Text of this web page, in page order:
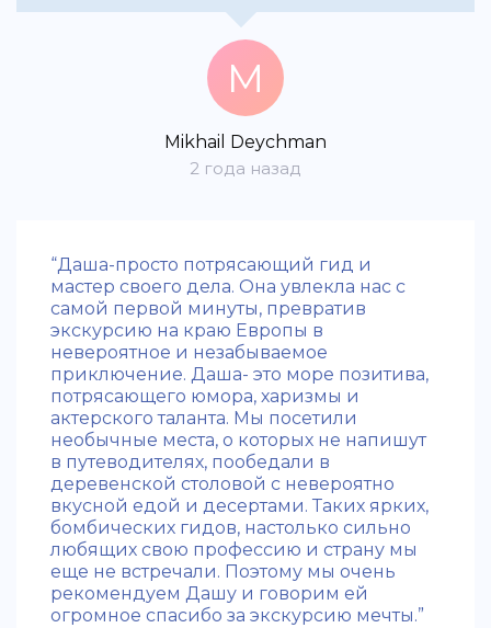
M
Mikhail Deychman
2 года назад
“Даша-просто потрясающий гид и
мастер своего дела. Она увлекла нас с
самой первой минуты, превратив
экскурсию на краю Европы в
невероятное и незабываемое
приключение. Даша- это море позитива,
потрясающего юмора, харизмы и
актерского таланта. Мы посетили
необычные места, о которых не напишут
в путеводителях, пообедали в
деревенской столовой с невероятно
вкусной едой и десертами. Таких ярких,
бомбических гидов, настолько сильно
любящих свою профессию и страну мы
еще не встречали. Поэтому мы очень
рекомендуем Дашу и говорим ей
огромное спасибо за экскурсию мечты.”